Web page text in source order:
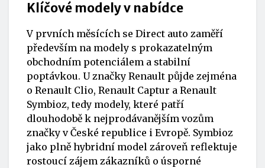
Klíčové modely v nabídce
V prvních měsících se Direct auto zaměří
především na modely s prokazatelným
obchodním potenciálem a stabilní
poptávkou. U značky Renault půjde zejména
o Renault Clio, Renault Captur a Renault
Symbioz, tedy modely, které patří
dlouhodobě k nejprodávanějším vozům
značky v České republice i Evropě. Symbioz
jako plně hybridní model zároveň reflektuje
rostoucí zájem zákazníků o úsporné